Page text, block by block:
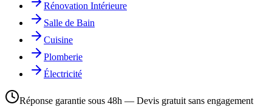
Rénovation Intérieure
Salle de Bain
Cuisine
Plomberie
Électricité
Réponse garantie sous 48h — Devis gratuit sans engagement